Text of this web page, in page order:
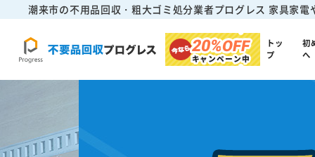
潮来市の不用品回収・粗大ゴミ処分業者プログレス 家具家電
20%OFF
キャンペーン中
トッ
プ
初
へ